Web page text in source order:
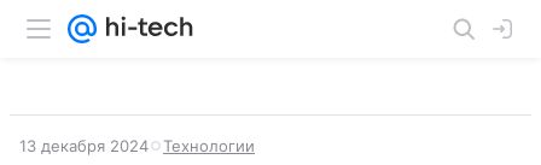
13 декабря 2024 Технологии